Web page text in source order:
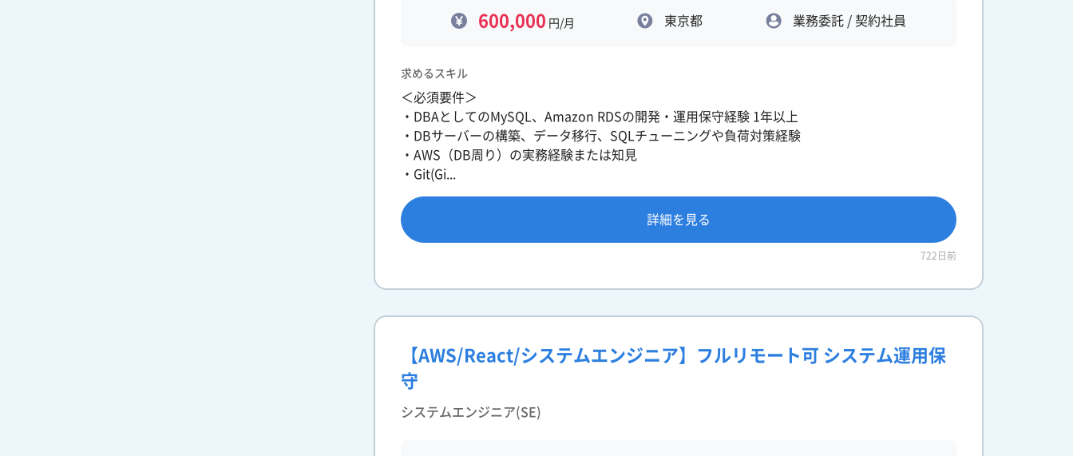
600,000 円/月 東京都 業務委託 / 契約社員
求めるスキル
＜必須要件＞
・DBAとしてのMySQL、Amazon RDSの開発・運用保守経験 1年以上
・DBサーバーの構築、データ移行、SQLチューニングや負荷対策経験
・AWS（DB周り）の実務経験または知見
・Git(Gi...
詳細を見る
722日前
【AWS/React/システムエンジニア】フルリモート可 システム運用保
守
システムエンジニア(SE)